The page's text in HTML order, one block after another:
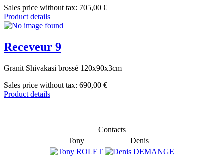
Sales price without tax: 705,00 €
Product details
Receveur 9
Granit Shivakasi brossé 120x90x3cm
Sales price without tax: 690,00 €
Product details
Contacts
Tony
Denis